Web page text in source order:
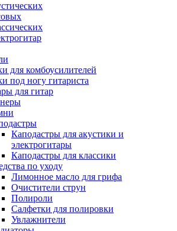
для комбоусилителей
под ногу гитариста
для гитар
Каподастры для акустики и
электрогитары
Каподастры для классики
по уходу
Лимонное масло для грифа
Очистители струн
Полироли
Салфетки для полировки
Увлажнители